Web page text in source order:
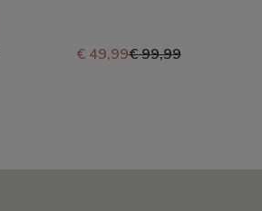
€ 49,99€ 99,99